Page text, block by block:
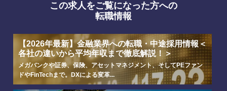
この求人をご覧になった方への
転職情報
【2026年最新】金融業界への転職・中途採用情報＜
各社の違いから平均年収まで徹底解説！＞
メガバンクや証券、保険、アセットマネジメント、そしてPEファン
ドやFinTechまで。DXによる変革...